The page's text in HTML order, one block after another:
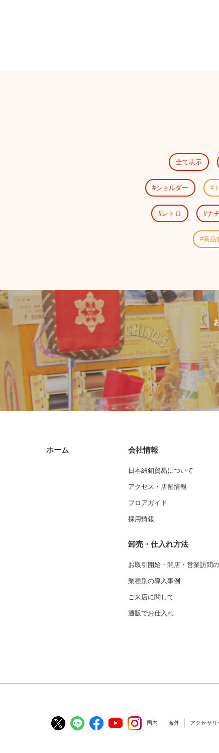
全て表示
ショルダー
レトロ ナ
商品
ホーム 会社情報
日本紐釦貿易について
アクセス・店舗情報
フロアガイド
採用情報
卸売・仕入れ方法
お取引開始・開店・営業訪問
業種別の導入事例
ご来店に関して
通販でお仕入れ
国内 海外 アクセサリ